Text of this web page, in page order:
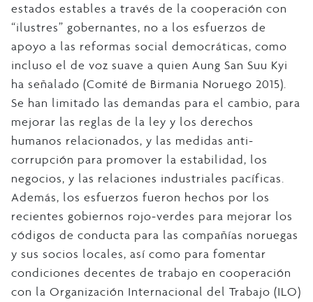
estados estables a través de la cooperación con
“ilustres” gobernantes, no a los esfuerzos de
apoyo a las reformas social democráticas, como
incluso el de voz suave a quien Aung San Suu Kyi
ha señalado (Comité de Birmania Noruego 2015).
Se han limitado las demandas para el cambio, para
mejorar las reglas de la ley y los derechos
humanos relacionados, y las medidas anti-
corrupción para promover la estabilidad, los
negocios, y las relaciones industriales pacíficas.
Además, los esfuerzos fueron hechos por los
recientes gobiernos rojo-verdes para mejorar los
códigos de conducta para las compañías noruegas
y sus socios locales, así como para fomentar
condiciones decentes de trabajo en cooperación
con la Organización Internacional del Trabajo (ILO)